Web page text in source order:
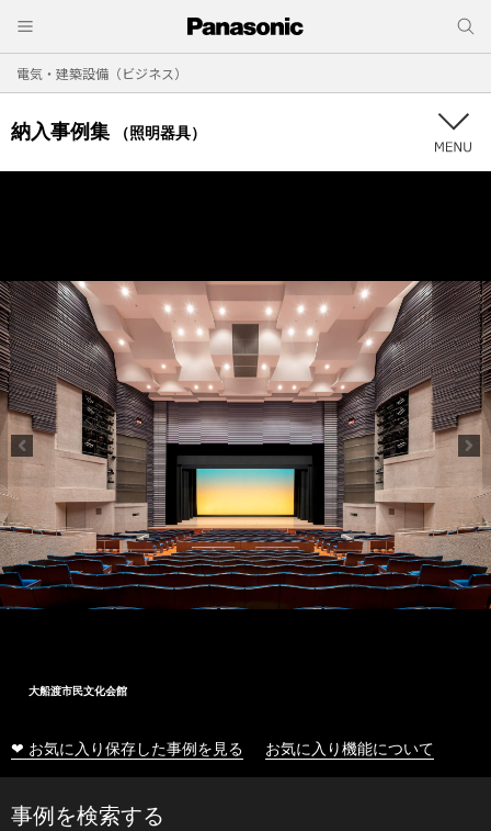
電気・建築設備（ビジネス）
納入事例集 （照明器具）
大船渡市民文化会館
❤ お気に入り保存した事例を見る お気に入り機能について
事例を検索する